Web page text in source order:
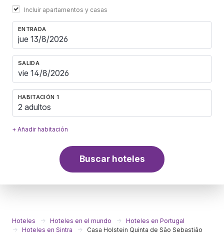
Incluir apartamentos y casas
ENTRADA
SALIDA
HABITACIÓN 1
2 adultos
+ Añadir habitación
Buscar hoteles
Hoteles Hoteles en el mundo
Hoteles en Portugal
Hoteles en Sintra
Casa Holstein Quinta de São Sebastião